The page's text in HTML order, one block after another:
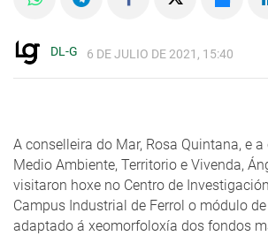
DL-G 6 DE JULIO DE 2021, 15:40
A conselleira do Mar, Rosa Quintana, e
Medio Ambiente, Territorio e Vivenda,
visitaron hoxe no Centro de
Campus Industrial de Ferrol o módulo
adaptado á xeomorfoloxía dos fondos